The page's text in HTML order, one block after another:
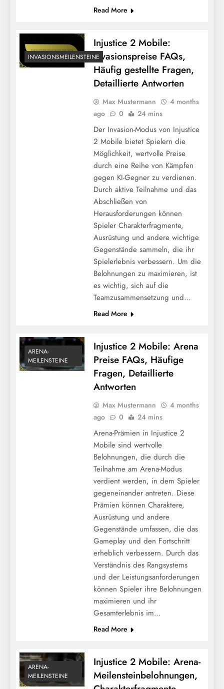
Injustice 2 Mobile: Analyse der
Invasionspreise, Effektivität,
Spielerengagement
Injustice 2 Mobile: Mechanik der täglichen
Anmeldebelohnungen, wie sie
funktionieren, Systemübersicht
Injustice 2 Mobile: Aufschlüsselung der
Arena-Preise, Tier-Stufen,
Belohnungsstrukturen
Injustice 2 Mobile: Invasions-
Meilensteinbelohnungen,
Charakterfragmente, Einzigartige
Read More
INVASIONSMEILENSTEINE
Injustice 2 Mobile:
Invasionspreise FAQs,
Häufig gestellte Fragen,
Detaillierte Antworten
Max Mustermann
4 months
ago
0 24 mins
Der Invasion-Modus von Injustice
2 Mobile bietet Spielern die
Möglichkeit, wertvolle Preise
durch eine Reihe von Kämpfen
gegen KI-Gegner zu verdienen.
Durch aktive Teilnahme und das
Abschließen von
Herausforderungen können
Spieler Charakterfragmente,
Ausrüstung und andere wichtige
Gegenstände sammeln, die ihr
Spielerlebnis verbessern. Um die
Belohnungen zu maximieren, ist
es wichtig, sich auf die
Teamzusammensetzung und…
Read More
ARENA-
MEILENSTEINE
Injustice 2 Mobile: Arena
Preise FAQs, Häufige
Fragen, Detaillierte
Antworten
Max Mustermann
4 months
ago
0 24 mins
Arena-Prämien in Injustice 2
Mobile sind wertvolle
Belohnungen, die durch die
Teilnahme am Arena-Modus
verdient werden, in dem Spieler
gegeneinander antreten. Diese
Prämien können Charaktere,
Ausrüstung und andere
Gegenstände umfassen, die das
Gameplay und den Fortschritt
erheblich verbessern. Durch das
Verständnis des Rangsystems
und der Leistungsanforderungen
können Spieler ihre Belohnungen
maximieren und ihr
Gesamterlebnis im…
Read More
ARENA-
MEILENSTEINE
Injustice 2 Mobile: Arena-
Meilensteinbelohnungen,